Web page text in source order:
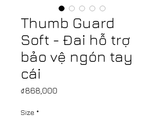
Thumb Guard
Soft - Đai hỗ trợ
bảo vệ ngón tay
cái
₫868,000
Size *